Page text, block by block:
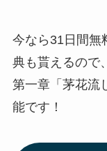
今なら31日間無
典も貰えるので
第一章「茅花流
能です！